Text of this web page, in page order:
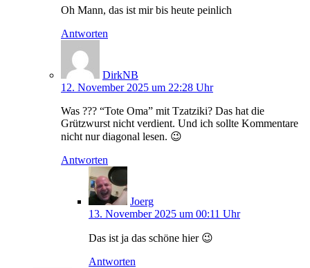
Oh Mann, das ist mir bis heute peinlich
Antworten
DirkNB
12. November 2025 um 22:28 Uhr
Was ??? “Tote Oma” mit Tzatziki? Das hat die
Grützwurst nicht verdient. Und ich sollte Kommentare
nicht nur diagonal lesen. 😉
Antworten
Joerg
13. November 2025 um 00:11 Uhr
Das ist ja das schöne hier 😉
Antworten